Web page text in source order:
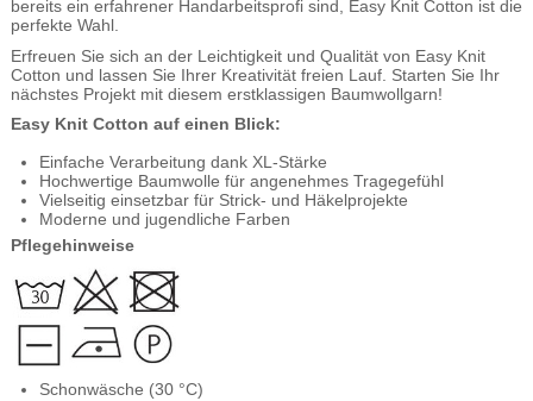
bereits ein erfahrener Handarbeitsprofi sind, Easy Knit Cotton ist die
perfekte Wahl.
Erfreuen Sie sich an der Leichtigkeit und Qualität von Easy Knit
Cotton und lassen Sie Ihrer Kreativität freien Lauf. Starten Sie Ihr
nächstes Projekt mit diesem erstklassigen Baumwollgarn!
Easy Knit Cotton auf einen Blick:
Einfache Verarbeitung dank XL-Stärke
Hochwertige Baumwolle für angenehmes Tragegefühl
Vielseitig einsetzbar für Strick- und Häkelprojekte
Moderne und jugendliche Farben
Pflegehinweise
Schonwäsche (30 °C)